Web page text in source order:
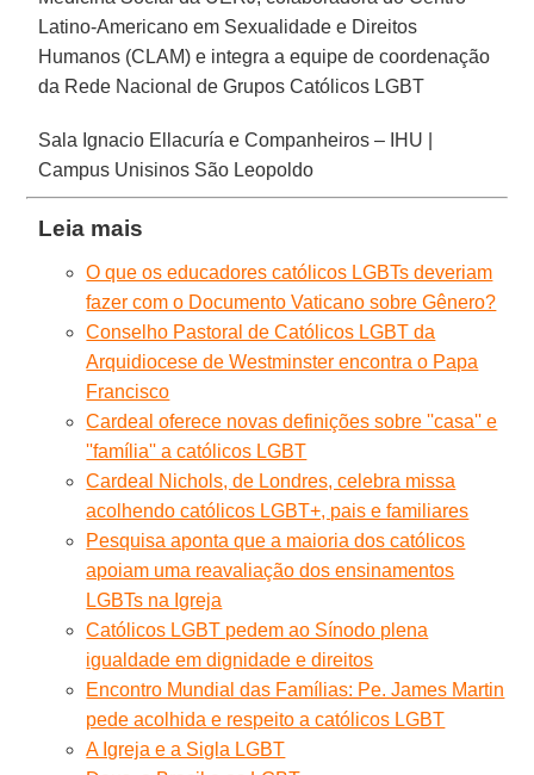
Latino-Americano em Sexualidade e Direitos
Humanos (CLAM) e integra a equipe de coordenação
da Rede Nacional de Grupos Católicos LGBT
Sala Ignacio Ellacuría e Companheiros – IHU |
Campus Unisinos São Leopoldo
Leia mais
O que os educadores católicos LGBTs deveriam
fazer com o Documento Vaticano sobre Gênero?
Conselho Pastoral de Católicos LGBT da
Arquidiocese de Westminster encontra o Papa
Francisco
Cardeal oferece novas definições sobre ''casa'' e
''família'' a católicos LGBT
Cardeal Nichols, de Londres, celebra missa
acolhendo católicos LGBT+, pais e familiares
Pesquisa aponta que a maioria dos católicos
apoiam uma reavaliação dos ensinamentos
LGBTs na Igreja
Católicos LGBT pedem ao Sínodo plena
igualdade em dignidade e direitos
Encontro Mundial das Famílias: Pe. James Martin
pede acolhida e respeito a católicos LGBT
A Igreja e a Sigla LGBT